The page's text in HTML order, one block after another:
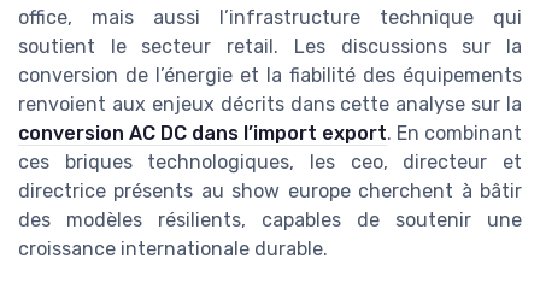
office, mais aussi l’infrastructure technique qui
soutient le secteur retail. Les discussions sur la
conversion de l’énergie et la fiabilité des équipements
renvoient aux enjeux décrits dans cette analyse sur la
conversion AC DC dans l’import export. En combinant
ces briques technologiques, les ceo, directeur et
directrice présents au show europe cherchent à bâtir
des modèles résilients, capables de soutenir une
croissance internationale durable.